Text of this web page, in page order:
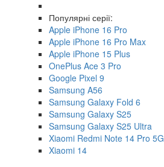
Популярні серії:
Apple iPhone 16 Pro
Apple iPhone 16 Pro Max
Apple iPhone 15 Plus
OnePlus Ace 3 Pro
Google Pixel 9
Samsung A56
Samsung Galaxy Fold 6
Samsung Galaxy S25
Samsung Galaxy S25 Ultra
Xiaomi Redmi Note 14 Pro 5G
Xiaomi 14